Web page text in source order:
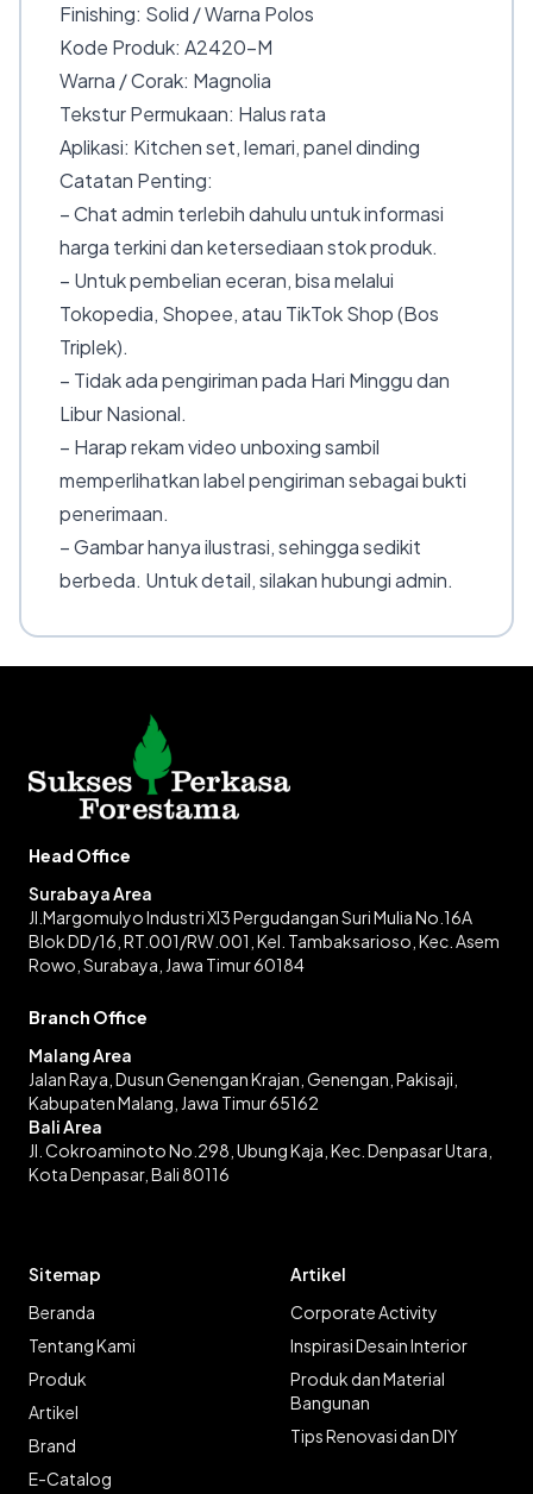
Finishing: Solid / Warna Polos
Kode Produk: A2420-M
Warna / Corak: Magnolia
Tekstur Permukaan: Halus rata
Aplikasi: Kitchen set, lemari, panel dinding
Catatan Penting:
– Chat admin terlebih dahulu untuk informasi
harga terkini dan ketersediaan stok produk.
– Untuk pembelian eceran, bisa melalui
Tokopedia, Shopee, atau TikTok Shop (Bos
Triplek).
– Tidak ada pengiriman pada Hari Minggu dan
Libur Nasional.
– Harap rekam video unboxing sambil
memperlihatkan label pengiriman sebagai bukti
penerimaan.
– Gambar hanya ilustrasi, sehingga sedikit
berbeda. Untuk detail, silakan hubungi admin.
Head Office
Surabaya Area
Jl.Margomulyo Industri XI3 Pergudangan Suri Mulia No.16A
Blok DD/16, RT.001/RW.001, Kel. Tambaksarioso, Kec. Asem
Rowo, Surabaya, Jawa Timur 60184
Branch Office
Malang Area
Jalan Raya, Dusun Genengan Krajan, Genengan, Pakisaji,
Kabupaten Malang, Jawa Timur 65162
Bali Area
Jl. Cokroaminoto No.298, Ubung Kaja, Kec. Denpasar Utara,
Kota Denpasar, Bali 80116
Sitemap
Beranda
Tentang Kami
Produk
Artikel
Brand
E-Catalog
Artikel
Corporate Activity
Inspirasi Desain Interior
Produk dan Material
Bangunan
Tips Renovasi dan DIY